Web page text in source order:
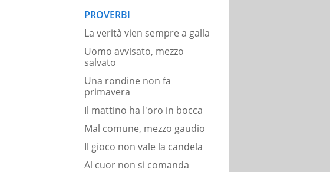
PROVERBI
La verità vien sempre a galla
Uomo avvisato, mezzo
salvato
Una rondine non fa
primavera
Il mattino ha l'oro in bocca
Mal comune, mezzo gaudio
Il gioco non vale la candela
Al cuor non si comanda